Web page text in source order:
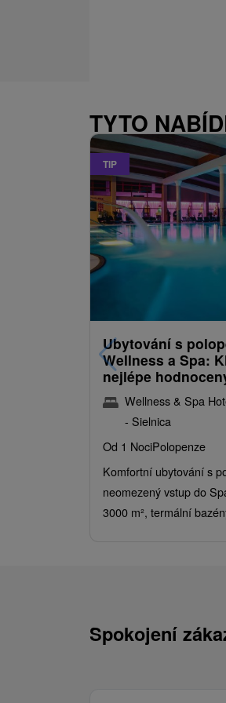
TYTO
TIP
Ubytování s
Wellness a Spa:
nejlépe
Wellness & Spa
- Sielnica
Od 1 NociPolopenze
Komfortní ubytování s
neomezený vstup do
3000 m², termální
Spokojení